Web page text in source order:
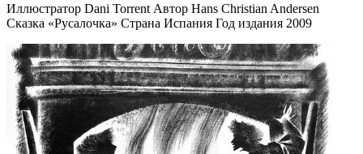
Иллюстратор Dani Torrent Автор Hans Christian Andersen
Сказка «Русалочка» Страна Испания Год издания 2009